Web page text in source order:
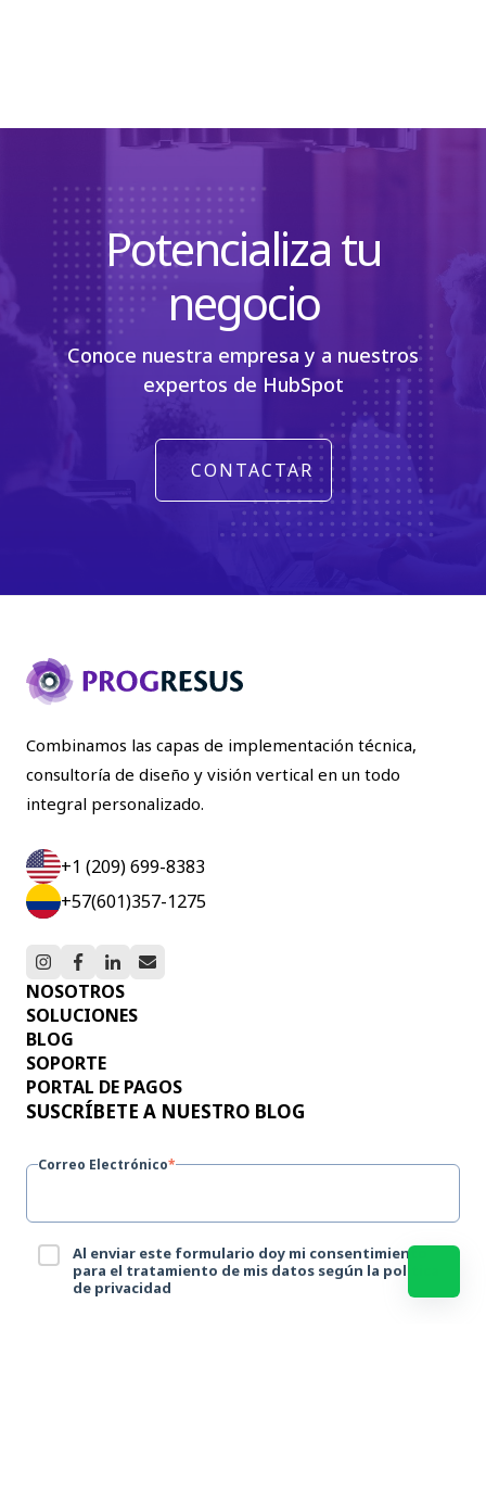
Potencializa tu
negocio
Conoce nuestra empresa y a nuestros
expertos de HubSpot
CONTACTAR
Combinamos las capas de implementación técnica,
consultoría de diseño y visión vertical en un todo
integral personalizado.
+1 (209) 699-8383
+57(601)357-1275
NOSOTROS
SOLUCIONES
BLOG
SOPORTE
PORTAL DE PAGOS
SUSCRÍBETE A NUESTRO BLOG
Correo Electrónico*
Al enviar este formulario doy mi consentimiento
para el tratamiento de mis datos según la política
de privacidad